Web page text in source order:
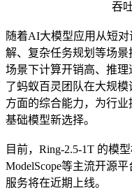
吞
随着AI大模型应用从短
解、复杂任务规划等场景
场景下计算开销高、推
了蚂蚁百灵团队在大规
方面的综合能力，为行
基础模型新选择。
目前，Ring-2.5-1T 的模
ModelScope等主流开源
服务将在近期上线。